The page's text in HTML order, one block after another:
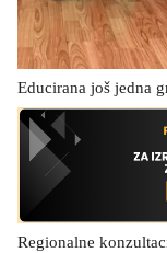
Educirana još jedna
Regionalne